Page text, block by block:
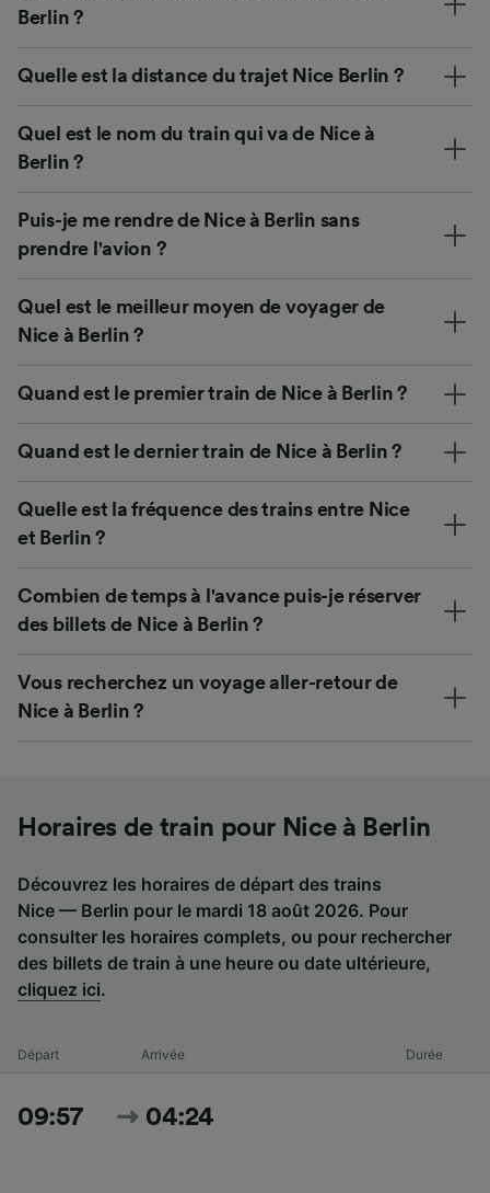
Berlin ?
Quelle est la distance du trajet Nice Berlin ?
Quel est le nom du train qui va de Nice à
Berlin ?
Puis-je me rendre de Nice à Berlin sans
prendre l'avion ?
Quel est le meilleur moyen de voyager de
Nice à Berlin ?
Quand est le premier train de Nice à Berlin ?
Quand est le dernier train de Nice à Berlin ?
Quelle est la fréquence des trains entre Nice
et Berlin ?
Combien de temps à l'avance puis-je réserver
des billets de Nice à Berlin ?
Vous recherchez un voyage aller-retour de
Nice à Berlin ?
Horaires de train pour Nice à Berlin
Découvrez les horaires de départ des trains
Nice — Berlin pour le mardi 18 août 2026. Pour
consulter les horaires complets, ou pour rechercher
des billets de train à une heure ou date ultérieure,
cliquez ici.
Départ Arrivée Durée
09:57 04:24